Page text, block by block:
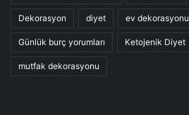
Dekorasyon diyet ev dekorasyonu
Günlük burç yorumları Ketojenik Diyet
mutfak dekorasyonu